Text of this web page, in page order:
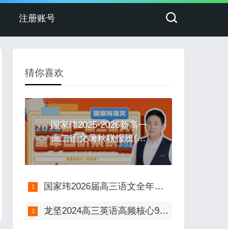
注册账号
猜你喜欢
国家玮2025-2026新高一
高二语文暑秋联报班(一
阶二阶)
国家玮2026届高三语文全年一阶二阶联报(暑秋课)
龙坚2024高三英语高频核心985单词保过营(视频+电子讲义)